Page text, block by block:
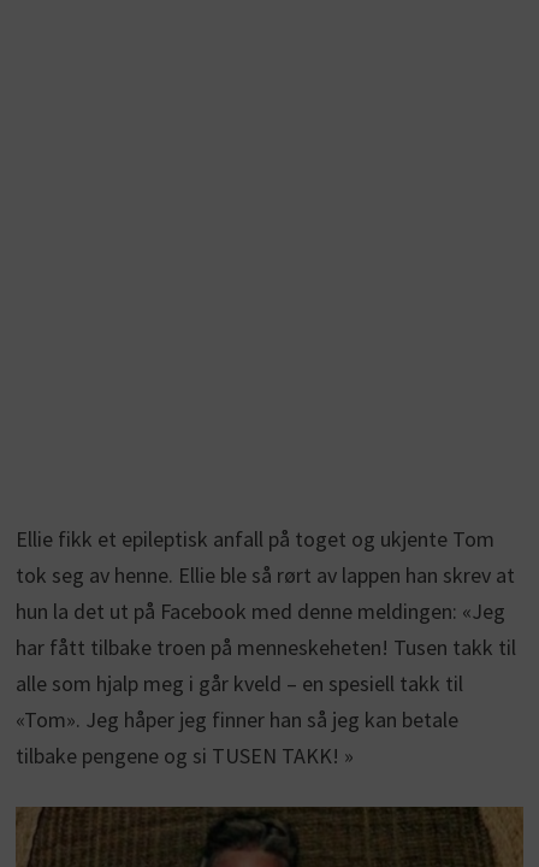
Ellie fikk et epileptisk anfall på toget og ukjente Tom
tok seg av henne. Ellie ble så rørt av lappen han skrev at
hun la det ut på Facebook med denne meldingen: «Jeg
har fått tilbake troen på menneskeheten! Tusen takk til
alle som hjalp meg i går kveld – en spesiell takk til
«Tom». Jeg håper jeg finner han så jeg kan betale
tilbake pengene og si TUSEN TAKK! »